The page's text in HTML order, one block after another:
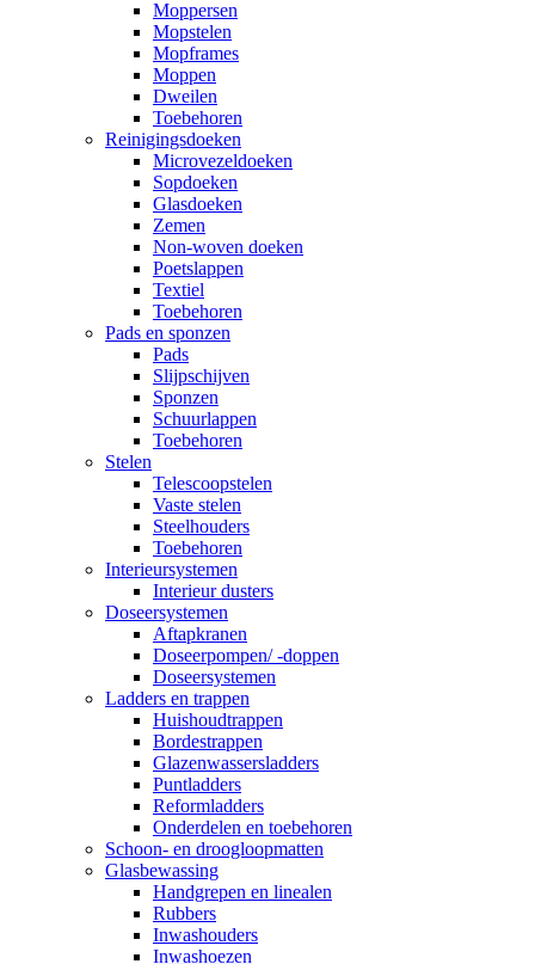
Moppersen
Mopstelen
Mopframes
Moppen
Dweilen
Toebehoren
Reinigingsdoeken
Microvezeldoeken
Sopdoeken
Glasdoeken
Zemen
Non-woven doeken
Poetslappen
Textiel
Toebehoren
Pads en sponzen
Pads
Slijpschijven
Sponzen
Schuurlappen
Toebehoren
Stelen
Telescoopstelen
Vaste stelen
Steelhouders
Toebehoren
Interieursystemen
Interieur dusters
Doseersystemen
Aftapkranen
Doseerpompen/ -doppen
Doseersystemen
Ladders en trappen
Huishoudtrappen
Bordestrappen
Glazenwassersladders
Puntladders
Reformladders
Onderdelen en toebehoren
Schoon- en droogloopmatten
Glasbewassing
Handgrepen en linealen
Rubbers
Inwashouders
Inwashoezen